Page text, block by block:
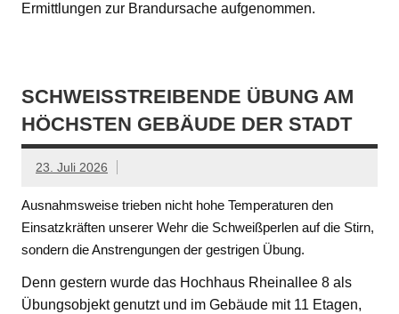
Ermittlungen zur Brandursache aufgenommen.
SCHWEISSTREIBENDE ÜBUNG AM H
ÖCHSTEN GEBÄUDE DER STADT
23. Juli 2026
Ausnahmsweise trieben nicht hohe Temperaturen den
Einsatzkräften unserer Wehr die Schweißperlen auf die Stirn,
sondern die Anstrengungen der gestrigen Übung.
Denn gestern wurde das Hochhaus Rheinallee 8 als
Übungsobjekt genutzt und im Gebäude mit 11 Etagen,